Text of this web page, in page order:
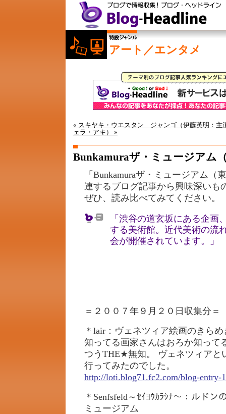
アート／エンタメ
« スキヤキ・ウエスタン ジャンゴ（伊藤英明：主
ェラ・アキ） »
Bunkamuraザ・ミュージアム
「Bunkamuraザ・ミュージアム（
連するブログ記事から興味深いも
ぜひ、読み比べてみてください。
「渋谷の道玄坂にある企画
する美術館。近代美術の流
会が開催されています。」
＝２００７年９月２０日収集分＝
＊lair：ヴェネツィア絵画のきらめ
知ってる画家さんはおろか知って
つうTHE★無知。 ヴェネツィアと
行ってみたのでした。
http://loti.blog71.fc2.com/blog-entry-
＊Senfsfeld～ｾｲﾖｳｶﾗｼﾅ～：ルドン
ミュージアム